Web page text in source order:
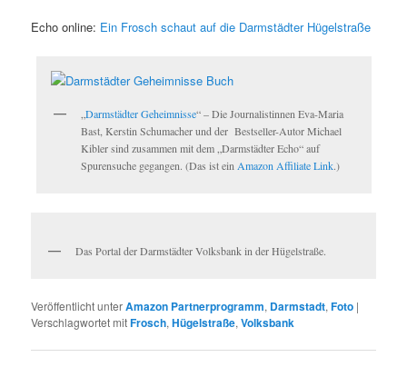
Echo online: Ein Frosch schaut auf die Darmstädter Hügelstraße
Darmstädter Geheimnisse“ – Die Journalistinnen Eva-Maria
Bast, Kerstin Schumacher und der Bestseller-Autor Michael
Kibler sind zusammen mit dem „Darmstädter Echo“ auf
Spurensuche gegangen. (Das ist ein Amazon Affiliate Link.)
Das Portal der Darmstädter Volksbank in der Hügelstraße.
Veröffentlicht unterAmazon Partnerprogramm, Darmstadt,Foto |
Verschlagwortet mitFrosch,Hügelstraße,Volksbank